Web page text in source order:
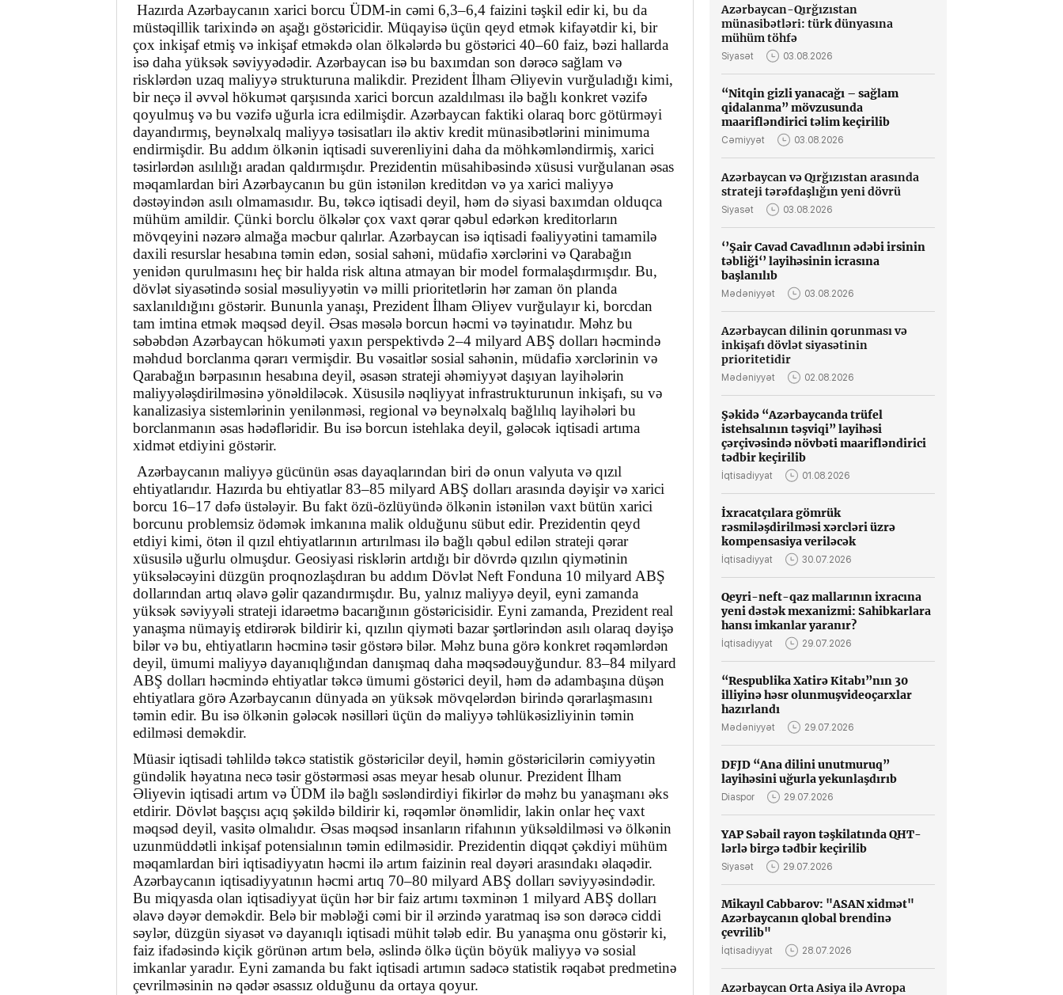
Hazırda Azərbaycanın xarici borcu ÜDM-in cəmi 6,3–6,4 faizini təşkil edir ki, bu da
müstəqillik tarixində ən aşağı göstəricidir. Müqayisə üçün qeyd etmək kifayətdir ki, bir
çox inkişaf etmiş və inkişaf etməkdə olan ölkələrdə bu göstərici 40–60 faiz, bəzi hallarda
isə daha yüksək səviyyədədir. Azərbaycan isə bu baxımdan son dərəcə sağlam və
risklərdən uzaq maliyyə strukturuna malikdir. Prezident İlham Əliyevin vurğuladığı kimi,
bir neçə il əvvəl hökumət qarşısında xarici borcun azaldılması ilə bağlı konkret vəzifə
qoyulmuş və bu vəzifə uğurla icra edilmişdir. Azərbaycan faktiki olaraq borc götürməyi
dayandırmış, beynəlxalq maliyyə təsisatları ilə aktiv kredit münasibətlərini minimuma
endirmişdir. Bu addım ölkənin iqtisadi suverenliyini daha da möhkəmləndirmiş, xarici
təsirlərdən asılılığı aradan qaldırmışdır. Prezidentin müsahibəsində xüsusi vurğulanan əsas
məqamlardan biri Azərbaycanın bu gün istənilən kreditdən və ya xarici maliyyə
dəstəyindən asılı olmamasıdır. Bu, təkcə iqtisadi deyil, həm də siyasi baxımdan olduqca
mühüm amildir. Çünki borclu ölkələr çox vaxt qərar qəbul edərkən kreditorların
mövqeyini nəzərə almağa məcbur qalırlar. Azərbaycan isə iqtisadi fəaliyyətini tamamilə
daxili resurslar hesabına təmin edən, sosial sahəni, müdafiə xərclərini və Qarabağın
yenidən qurulmasını heç bir halda risk altına atmayan bir model formalaşdırmışdır. Bu,
dövlət siyasətində sosial məsuliyyətin və milli prioritetlərin hər zaman ön planda
saxlanıldığını göstərir. Bununla yanaşı, Prezident İlham Əliyev vurğulayır ki, borcdan
tam imtina etmək məqsəd deyil. Əsas məsələ borcun həcmi və təyinatıdır. Məhz bu
səbəbdən Azərbaycan hökuməti yaxın perspektivdə 2–4 milyard ABŞ dolları həcmində
məhdud borclanma qərarı vermişdir. Bu vəsaitlər sosial sahənin, müdafiə xərclərinin və
Qarabağın bərpasının hesabına deyil, əsasən strateji əhəmiyyət daşıyan layihələrin
maliyyələşdirilməsinə yönəldiləcək. Xüsusilə nəqliyyat infrastrukturunun inkişafı, su və
kanalizasiya sistemlərinin yenilənməsi, regional və beynəlxalq bağlılıq layihələri bu
borclanmanın əsas hədəfləridir. Bu isə borcun istehlaka deyil, gələcək iqtisadi artıma
xidmət etdiyini göstərir.
Azərbaycanın maliyyə gücünün əsas dayaqlarından biri də onun valyuta və qızıl
ehtiyatlarıdır. Hazırda bu ehtiyatlar 83–85 milyard ABŞ dolları arasında dəyişir və xarici
borcu 16–17 dəfə üstələyir. Bu fakt özü-özlüyündə ölkənin istənilən vaxt bütün xarici
borcunu problemsiz ödəmək imkanına malik olduğunu sübut edir. Prezidentin qeyd
etdiyi kimi, ötən il qızıl ehtiyatlarının artırılması ilə bağlı qəbul edilən strateji qərar
xüsusilə uğurlu olmuşdur. Geosiyasi risklərin artdığı bir dövrdə qızılın qiymətinin
yüksələcəyini düzgün proqnozlaşdıran bu addım Dövlət Neft Fonduna 10 milyard ABŞ
dollarından artıq əlavə gəlir qazandırmışdır. Bu, yalnız maliyyə deyil, eyni zamanda
yüksək səviyyəli strateji idarəetmə bacarığının göstəricisidir. Eyni zamanda, Prezident real
yanaşma nümayiş etdirərək bildirir ki, qızılın qiyməti bazar şərtlərindən asılı olaraq dəyişə
bilər və bu, ehtiyatların həcminə təsir göstərə bilər. Məhz buna görə konkret rəqəmlərdən
deyil, ümumi maliyyə dayanıqlığından danışmaq daha məqsədəuyğundur. 83–84 milyard
ABŞ dolları həcmində ehtiyatlar təkcə ümumi göstərici deyil, həm də adambaşına düşən
ehtiyatlara görə Azərbaycanın dünyada ən yüksək mövqelərdən birində qərarlaşmasını
təmin edir. Bu isə ölkənin gələcək nəsilləri üçün də maliyyə təhlükəsizliyinin təmin
edilməsi deməkdir.
Müasir iqtisadi təhlildə təkcə statistik göstəricilər deyil, həmin göstəricilərin cəmiyyətin
gündəlik həyatına necə təsir göstərməsi əsas meyar hesab olunur. Prezident İlham
Əliyevin iqtisadi artım və ÜDM ilə bağlı səsləndirdiyi fikirlər də məhz bu yanaşmanı əks
etdirir. Dövlət başçısı açıq şəkildə bildirir ki, rəqəmlər önəmlidir, lakin onlar heç vaxt
məqsəd deyil, vasitə olmalıdır. Əsas məqsəd insanların rifahının yüksəldilməsi və ölkənin
uzunmüddətli inkişaf potensialının təmin edilməsidir. Prezidentin diqqət çəkdiyi mühüm
məqamlardan biri iqtisadiyyatın həcmi ilə artım faizinin real dəyəri arasındakı əlaqədir.
Azərbaycanın iqtisadiyyatının həcmi artıq 70–80 milyard ABŞ dolları səviyyəsindədir.
Bu miqyasda olan iqtisadiyyat üçün hər bir faiz artımı təxminən 1 milyard ABŞ dolları
əlavə dəyər deməkdir. Belə bir məbləği cəmi bir il ərzində yaratmaq isə son dərəcə ciddi
səylər, düzgün siyasət və dayanıqlı iqtisadi mühit tələb edir. Bu yanaşma onu göstərir ki,
faiz ifadəsində kiçik görünən artım belə, əslində ölkə üçün böyük maliyyə və sosial
imkanlar yaradır. Eyni zamanda bu fakt iqtisadi artımın sadəcə statistik rəqabət predmetinə
çevrilməsinin nə qədər əsassız olduğunu da ortaya qoyur.
Azərbaycan-Qırğızıstan
münasibətləri: türk dünyasına
mühüm töhfə
Siyasət 03.08.2026
“Nitqin gizli yanacağı – sağlam
qidalanma” mövzusunda
maarifləndirici təlim keçirilib
Cəmiyyət 03.08.2026
Azərbaycan və Qırğızıstan arasında
strateji tərəfdaşlığın yeni dövrü
Siyasət 03.08.2026
‘’Şair Cavad Cavadlının ədəbi irsinin
təbliği‘’ layihəsinin icrasına
başlanılıb
Mədəniyyət 03.08.2026
Azərbaycan dilinin qorunması və
inkişafı dövlət siyasətinin
prioritetidir
Mədəniyyət 02.08.2026
Şəkidə “Azərbaycanda trüfel
istehsalının təşviqi” layihəsi
çərçivəsində növbəti maarifləndirici
tədbir keçirilib
İqtisadiyyat 01.08.2026
İxracatçılara gömrük
rəsmiləşdirilməsi xərcləri üzrə
kompensasiya veriləcək
İqtisadiyyat 30.07.2026
Qeyri-neft-qaz mallarının ixracına
yeni dəstək mexanizmi: Sahibkarlara
hansı imkanlar yaranır?
İqtisadiyyat 29.07.2026
“Respublika Xatirə Kitabı”nın 30
illiyinə həsr olunmuşvideoçarxlar
hazırlandı
Mədəniyyət 29.07.2026
DFJD “Ana dilini unutmuruq”
layihəsini uğurla yekunlaşdırıb
Diaspor 29.07.2026
YAP Səbail rayon təşkilatında QHT-
lərlə birgə tədbir keçirilib
Siyasət 29.07.2026
Mikayıl Cabbarov: "ASAN xidmət"
Azərbaycanın qlobal brendinə
çevrilib"
İqtisadiyyat 28.07.2026
Azərbaycan Orta Asiya ilə Avropa